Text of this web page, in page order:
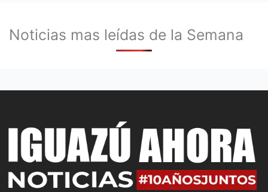
Noticias mas leídas de la Semana